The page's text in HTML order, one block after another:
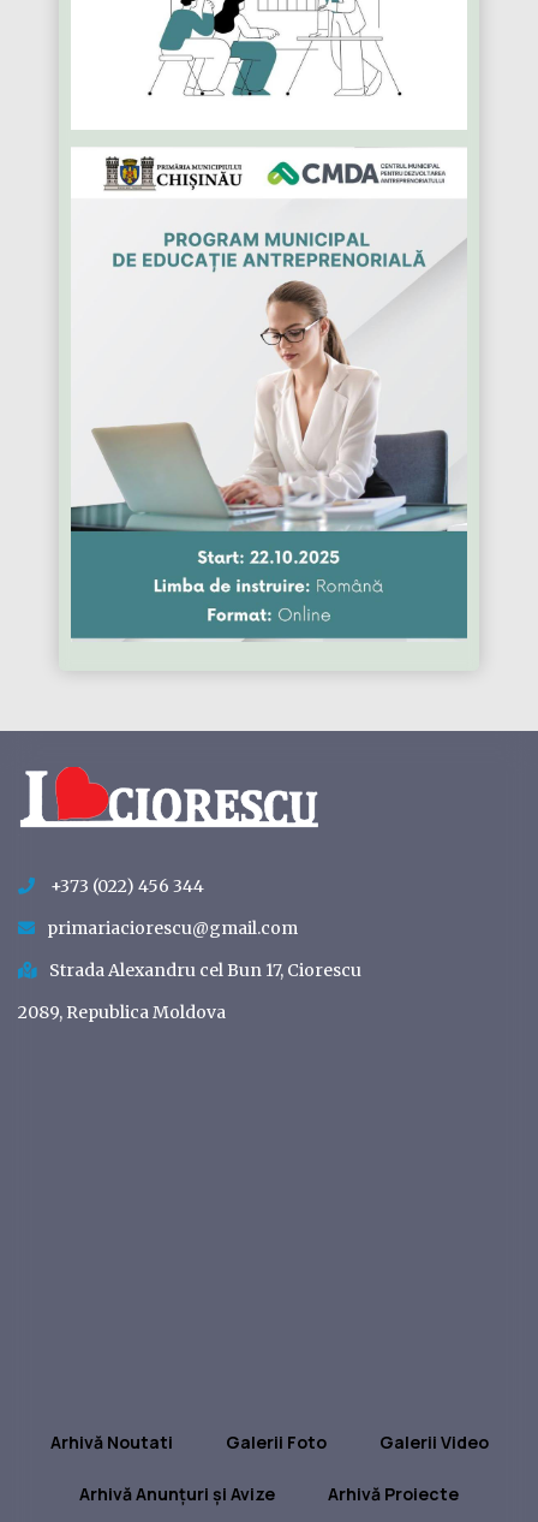
+373 (022) 456 344
primariaciorescu@gmail.com
Strada Alexandru cel Bun 17, Ciorescu
2089, Republica Moldova
Arhivă Noutati Galerii Foto Galerii Video
Arhivă Anunțuri și Avize Arhivă Proiecte